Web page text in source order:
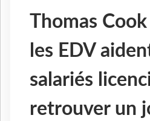
Thomas
les EDV
salariés
retrouver un